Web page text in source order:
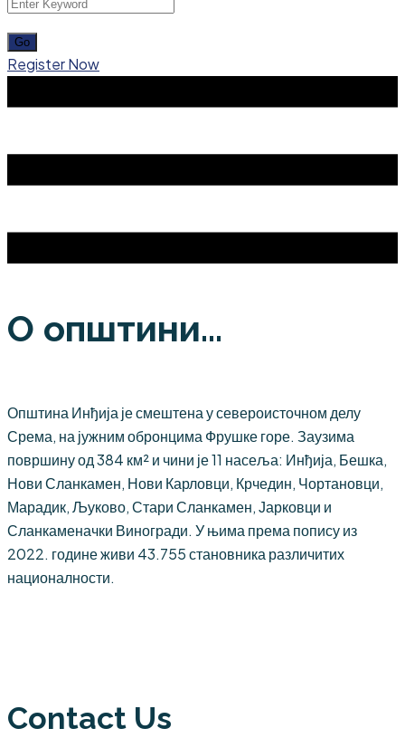
Register Now
О општини...
Општина Инђија је смештена у североисточном делу
Срема, на јужним обронцима Фрушке горе. Заузима
површину од 384 км² и чини је 11 насеља: Инђија, Бешка,
Нови Сланкамен, Нови Карловци, Крчедин, Чортановци,
Марадик, Љуково, Стари Сланкамен, Јарковци и
Сланкаменачки Виногради. У њима према попису из
2022. године живи 43.755 становника различитих
националности.
Contact Us